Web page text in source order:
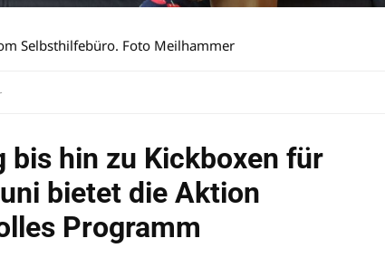
Selbsthilfebüro. Foto Meilhammer
bis hin zu Kickboxen für
bietet die Aktion
Programm